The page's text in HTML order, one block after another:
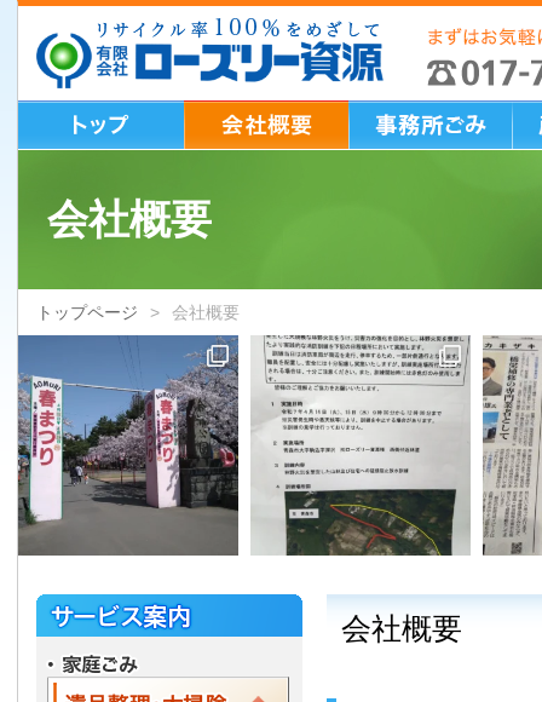
会社概要
トップページ 会社概要
会社概要